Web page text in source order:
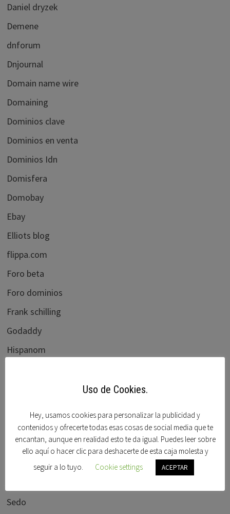
Daniel dryzek
Demene
dnforum
Dnjournal
Domain name wire
Domaining
Dominios clave
Dominios en venta
Dominios Idn
Domisfera
Domobay
Ebay
Elliots blog
flippa.com
Foro beta
Foro dominios
Frank schilling
Godaddy
Hispanom
Namedrive
Noticias de dominios
Rick latona
Sedo
Uso de Cookies.
Hey, usamos cookies para personalizar la publicidad y
contenidos y ofrecerte todas esas cosas de social media que te
encantan, aunque en realidad esto te da igual. Puedes leer sobre
ello aquí o hacer clic para deshacerte de esta caja molesta y
seguir a lo tuyo.
Cookie settings ACEPTAR